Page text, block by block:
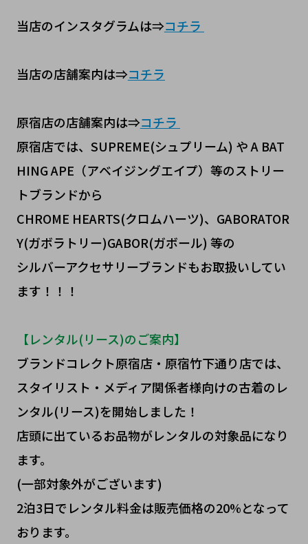
当店のインスタグラムは⇒コチラ
当店の店舗案内は⇒コチラ
原宿店の店舗案内は⇒コチラ
原宿店では、SUPREME(シュプリーム) や A BAT
HING APE（アベイジングエイプ）等のストリー
トブランドから
CHROME HEARTS(クロムハーツ)、GABORATOR
Y(ガボラトリー)GABOR(ガボール) 等の
シルバーアクセサリーブランドもお取扱いしてい
ます！！！
【レンタル(リース)のご案内】
ブランドコレクト原宿店・原宿竹下通り店では、
スタイリスト・メディア関係者様向けの古着のレ
ンタル(リース)を開始しました！
店頭に出ているお品物がレンタルの対象品になり
ます。
(一部対象外がございます)
2泊3日でレンタル料金は販売価格の20%となって
おります。